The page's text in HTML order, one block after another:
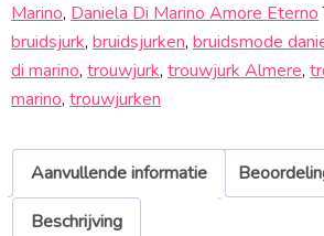
Marino, Daniela Di Marino Amore Eterno
bruidsjurk, bruidsjurken, bruidsmode
di marino, trouwjurk, trouwjurk Almere,
marino, trouwjurken
Aanvullende informatie
Beschrijving